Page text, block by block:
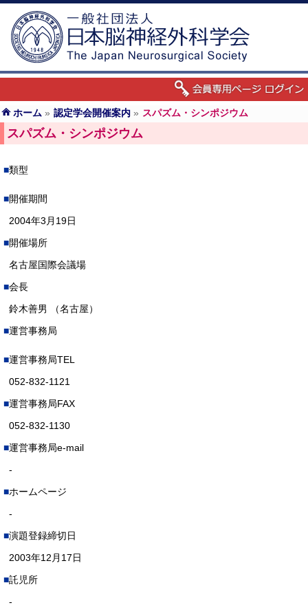
ホーム » 認定学会開催案内 » スパズム・シンポジウム
スパズム・シンポジウム
類型
開催期間
2004年3月19日
開催場所
名古屋国際会議場
会長
鈴木善男 （名古屋）
運営事務局
運営事務局TEL
052-832-1121
運営事務局FAX
052-832-1130
運営事務局e-mail
-
ホームページ
-
演題登録締切日
2003年12月17日
託児所
-